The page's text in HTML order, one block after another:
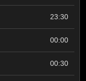
23:30
00:00
00:30